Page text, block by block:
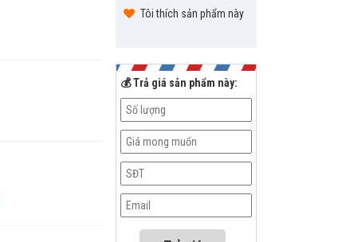
Tôi thích sản phẩm này
💰 Trả giá sản phẩm này: